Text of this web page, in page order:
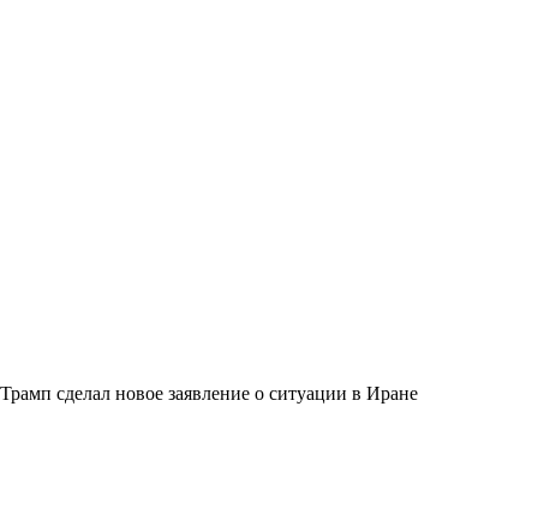
Трамп сделал новое заявление о ситуации в Иране